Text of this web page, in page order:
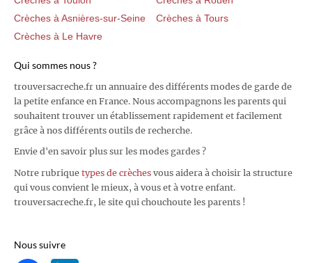
Crèches à Asnières-sur-Seine
Crèches à Tours
Crèches à Le Havre
Qui sommes nous ?
trouversacreche.fr un annuaire des différents modes de garde de
la petite enfance en France. Nous accompagnons les parents qui
souhaitent trouver un établissement rapidement et facilement
grâce à nos différents outils de recherche.
Envie d'en savoir plus sur les modes gardes ?
Notre rubrique types de crèches vous aidera à choisir la structure
qui vous convient le mieux, à vous et à votre enfant.
trouversacreche.fr, le site qui chouchoute les parents !
Nous suivre